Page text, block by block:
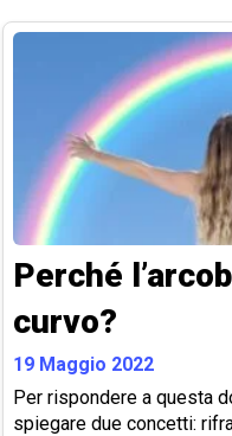
Perché
curvo?
19 Maggio 2022
Per rispondere a questa
spiegare due concetti: